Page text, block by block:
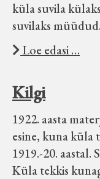
küla suvila
suvilaks müüdud.
Loe edasi …
Kilgi
1922. aasta
esine, kuna küla
1919.-20. aastal.
Küla tekkis